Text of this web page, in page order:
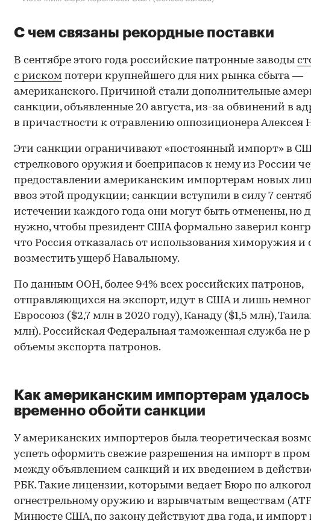
С чем связаны рекордные поставки
В сентябре этого года российские патронные заводы
с риском потери крупнейшего для них рынка сбыта —
американского. Причиной стали дополнительные
санкции, объявленные 20 августа, из-за обвинений в
в причастности к отравлению оппозиционера Алексея
Эти санкции ограничивают «постоянный импорт» в
стрелкового оружия и боеприпасов к нему из России
предоставлении американским импортерам новых
ввоз этой продукции; санкции вступили в силу 7
истечении каждого года они могут быть отменены, но
нужно, чтобы президент США формально заверил
что Россия отказалась от использования химоружия и
возместить ущерб Навальному.
По данным ООН, более 94% всех российских патронов,
отправляющихся на экспорт, идут в США и лишь
Евросоюз ($2,7 млн в 2020 году), Канаду ($1,5 млн),
млн). Российская Федеральная таможенная служба не
объемы экспорта патронов.
Как американским импортерам удалось
временно обойти санкции
У американских импортеров была теоретическая
успеть оформить свежие разрешения на импорт в
между объявлением санкций и их введением в
РБК. Такие лицензии, которыми ведает Бюро по
огнестрельному оружию и взрывчатым веществам
Минюсте США, по закону действуют два года, и импорт